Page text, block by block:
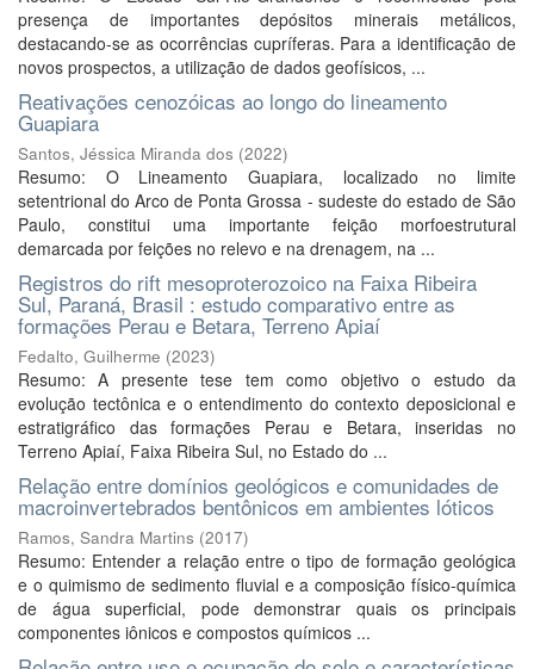
presença de importantes depósitos minerais metálicos,
destacando-se as ocorrências cupríferas. Para a identificação de
novos prospectos, a utilização de dados geofísicos, ...
Reativações cenozóicas ao longo do lineamento
Guapiara
Santos, Jéssica Miranda dos (2022)
Resumo: O Lineamento Guapiara, localizado no limite
setentrional do Arco de Ponta Grossa - sudeste do estado de São
Paulo, constitui uma importante feição morfoestrutural
demarcada por feições no relevo e na drenagem, na ...
Registros do rift mesoproterozoico na Faixa Ribeira
Sul, Paraná, Brasil : estudo comparativo entre as
formações Perau e Betara, Terreno Apiaí
Fedalto, Guilherme (2023)
Resumo: A presente tese tem como objetivo o estudo da
evolução tectônica e o entendimento do contexto deposicional e
estratigráfico das formações Perau e Betara, inseridas no
Terreno Apiaí, Faixa Ribeira Sul, no Estado do ...
Relação entre domínios geológicos e comunidades de
macroinvertebrados bentônicos em ambientes lóticos
Ramos, Sandra Martins (2017)
Resumo: Entender a relação entre o tipo de formação geológica
e o quimismo de sedimento fluvial e a composição físico-química
de água superficial, pode demonstrar quais os principais
componentes iônicos e compostos químicos ...